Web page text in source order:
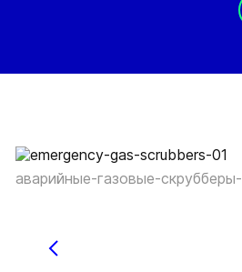
аварийные-газовые-